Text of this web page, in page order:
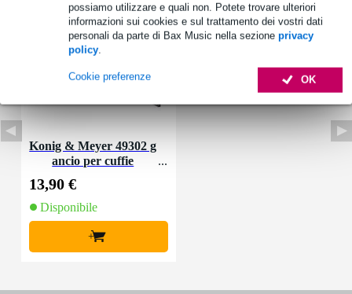
possiamo utilizzare e quali non. Potete trovare ulteriori
informazioni sui cookies e sul trattamento dei vostri dati
personali da parte di Bax Music nella sezione privacy
policy.
OK
Cookie preferenze
Konig & Meyer 49302 g
ancio per cuffie
13,90 €
Disponibile
+